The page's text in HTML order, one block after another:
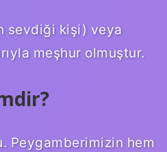
sevdiği kişi) veya
meşhur olmuştur.
Peygamberimizin hem